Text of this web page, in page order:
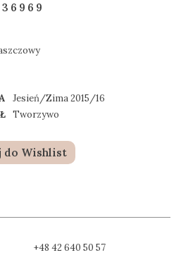
Jesień/Zima 2015/16
Tworzywo
do Wishlist
+48 42 640 50 57